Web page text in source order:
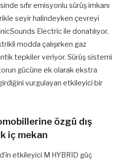
sıfır emisyonlu sürüş imkanı
seyir halindeyken çevreyi
Electric ile donatılıyor.
modda çalışırken gaz
tepkiler veriyor. Sürüş sistemi
gücüne ek olarak ekstra
vurgulayan etkileyici bir
özgü dış
iç mekan
etkileyici M HYBRID güç